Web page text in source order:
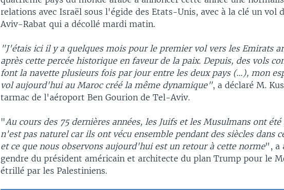
relations avec Israël sous l'égide des Etats-Unis, avec à la clé un vol
Aviv-Rabat qui a décollé mardi matin.
"J'étais ici il y a quelques mois pour le premier vol vers les Emirats
après cette percée historique en faveur de la paix. Depuis, des vols
font la navette plusieurs fois par jour entre les deux pays (...), mon
vol aujourd'hui au Maroc créé la même dynamique", a déclaré M.
tarmac de l'aéroport Ben Gourion de Tel-Aviv.
"Au cours des 75 dernières années, les Juifs et les Musulmans ont été
n'est pas naturel car ils ont vécu ensemble pendant des siècles dans
et ce que nous observons aujourd'hui est un retour à cette norme", a
gendre du président américain et architecte du plan Trump pour le
étrillé par les Palestiniens.